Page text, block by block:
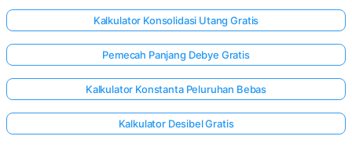
Kalkulator Konsolidasi Utang Gratis
Pemecah Panjang Debye Gratis
Kalkulator Konstanta Peluruhan Bebas
Kalkulator Desibel Gratis